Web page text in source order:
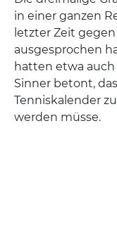
in einer ganzen
letzter Zeit
ausgesprochen
hatten etwa auch
Sinner betont,
Tenniskalender
werden müsse.